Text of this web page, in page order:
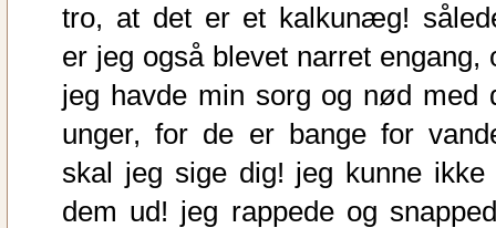
tro, at det er et kalkunæg!
er jeg også blevet narret engang,
jeg havde min sorg og nød med
unger, for de er bange for
skal jeg sige dig! jeg kunne ikke
dem ud! jeg rappede og